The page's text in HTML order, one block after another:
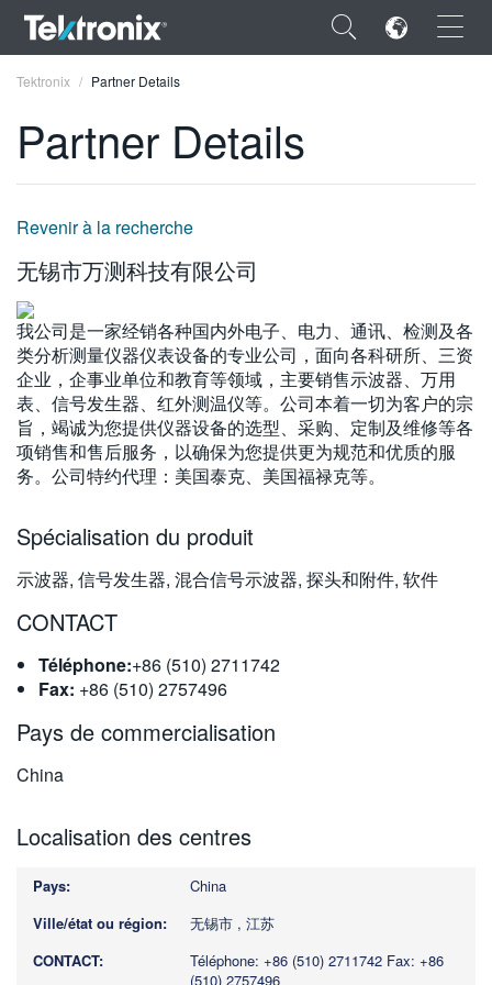
×
FRANÇAIS
VIỆT NAM
简体中文
日本語
한국어
Tektronix Partner Details
Partner Details
Revenir à la recherche
无锡市万测科技有限公司
我公司是一家经销各种国内外电子、电力、通讯、检测及各
类分析测量仪器仪表设备的专业公司，面向各科研所、三资
企业，企事业单位和教育等领域，主要销售示波器、万用
表、信号发生器、红外测温仪等。公司本着一切为客户的宗
旨，竭诚为您提供仪器设备的选型、采购、定制及维修等各
项销售和售后服务，以确保为您提供更为规范和优质的服
务。公司特约代理：美国泰克、美国福禄克等。
Spécialisation du produit
示波器, 信号发生器, 混合信号示波器, 探头和附件, 软件
CONTACT
Téléphone:+86 (510) 2711742
Fax: +86 (510) 2757496
Pays de commercialisation
China
Localisation des centres
China
无锡市 , 江苏
Téléphone: +86 (510) 2711742 Fax: +86
(510) 2757496